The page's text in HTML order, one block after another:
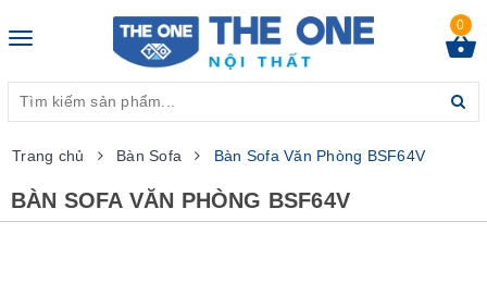
Toggle
0
Trang chủ Bàn Sofa Bàn Sofa Văn Phòng BSF64V
BÀN SOFA VĂN PHÒNG BSF64V